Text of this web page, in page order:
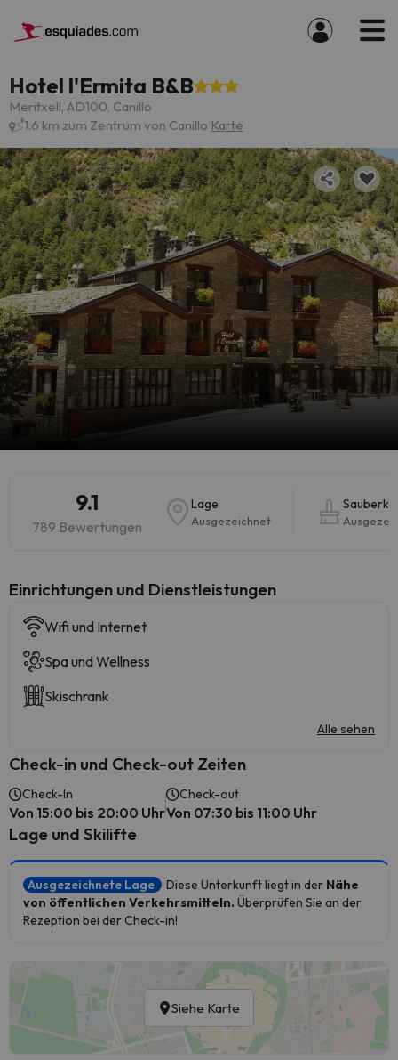
Hotel l'Ermita B&B
Meritxell, AD100, Canillo
1.6 km zum Zentrum von Canillo Karte
9.1
789 Bewertungen
Lage
Ausgezeichnet
​Einrichtungen und Dienstleistungen
Wifi und Internet
Spa und Wellness
Skischrank
Alle sehen
Check-in und Check-out Zeiten
Check-In
Von 15:00 bis 20:00 Uhr
Check-out
Von 07:30 bis 11:00 Uhr
Lage und Skilifte
Ausgezeichnete Lage Diese Unterkunft liegt in der Nähe
von öffentlichen Verkehrsmitteln. Überprüfen Sie an der
Rezeption bei der Check-in!
Siehe Karte